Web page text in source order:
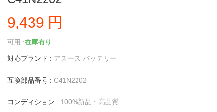
9,439 円
可用 :在庫有り
対応ブランド : アスース バッテリー
互換部品番号 : C41N2202
コンディション : 100%新品・高品質